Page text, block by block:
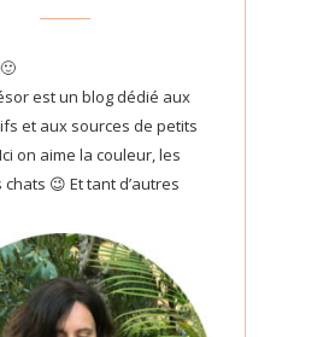
est un blog dédié aux
et aux sources de petits
on aime la couleur, les
😉 Et tant d’autres